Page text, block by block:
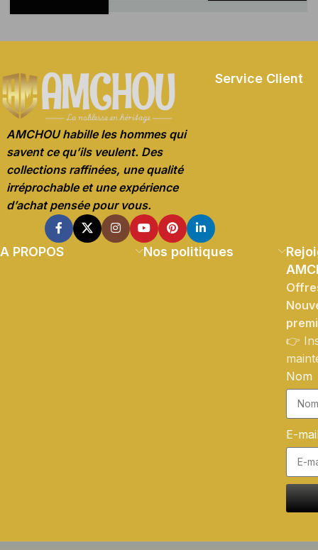
AMCHOU habille les hommes qui
savent ce qu’ils veulent. Des
collections raffinées, une qualité
irréprochable et une expérience
d’achat pensée pour vous.
Service Client
A PROPOS Nos politiques
👉
Nom
E-